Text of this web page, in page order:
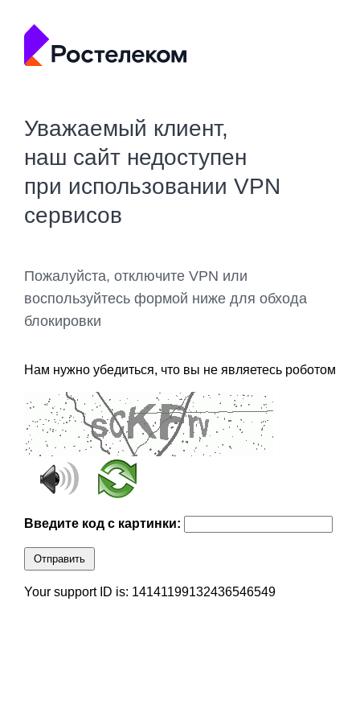
Уважаемый клиент,
наш сайт недоступен
при использовании VPN
сервисов
Пожалуйста, отключите VPN или
воспользуйтесь формой ниже для обхода
блокировки
Нам нужно убедиться, что вы не являетесь роботом
Введите код с картинки:
Отправить
Your support ID is: 14141199132436546549